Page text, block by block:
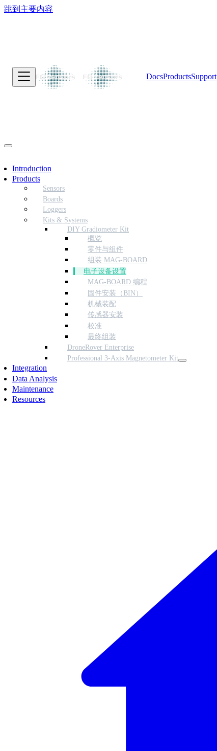
跳到主要内容
DocsProductsSupport
Introduction
Products
Sensors
Boards
Loggers
Kits & Systems
DIY Gradiometer Kit
概览
零件与组件
组装 MAG-BOARD
电子设备设置
MAG-BOARD 编程
固件安装（BIN）
机械装配
传感器安装
校准
最终组装
DroneRover Enterprise
Professional 3-Axis Magnetometer Kit
Integration
Data Analysis
Maintenance
Resources